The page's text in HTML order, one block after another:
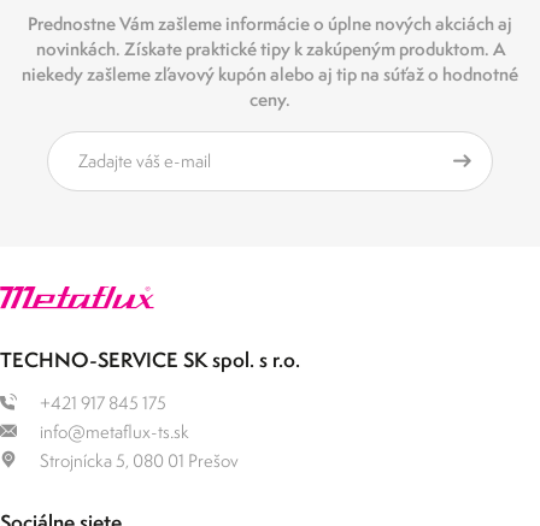
Prednostne Vám zašleme informácie o úplne nových akciách aj
novinkách. Získate praktické tipy k zakúpeným produktom. A
niekedy zašleme zľavový kupón alebo aj tip na súťaž o hodnotné
ceny.
TECHNO-SERVICE SK spol. s r.o.
+421 917 845 175
info@metaflux-ts.sk
Strojnícka 5, 080 01 Prešov